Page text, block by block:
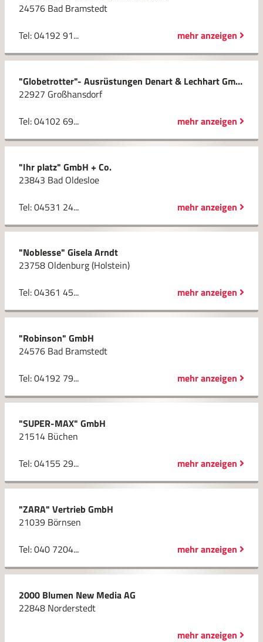
24576 Bad Bramstedt
Tel: 04192 91...
mehr anzeigen
"Globetrotter"- Ausrüstungen Denart & Lechhart GmbH
22927 Großhansdorf
Tel: 04102 69...
mehr anzeigen
"Ihr platz" GmbH + Co.
23843 Bad Oldesloe
Tel: 04531 24...
mehr anzeigen
"Noblesse" Gisela Arndt
23758 Oldenburg (Holstein)
Tel: 04361 45...
mehr anzeigen
"Robinson" GmbH
24576 Bad Bramstedt
Tel: 04192 79...
mehr anzeigen
"SUPER-MAX" GmbH
21514 Büchen
Tel: 04155 29...
mehr anzeigen
"ZARA" Vertrieb GmbH
21039 Börnsen
Tel: 040 7204...
mehr anzeigen
2000 Blumen New Media AG
22848 Norderstedt
mehr anzeigen